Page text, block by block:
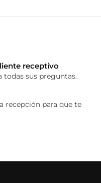
receptivo
todas sus preguntas.
recepción para que te